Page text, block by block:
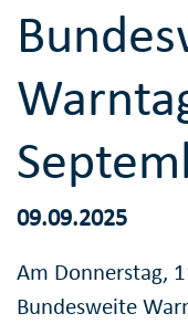
09.09.2025
Am Donnerstag,
Bundesweite